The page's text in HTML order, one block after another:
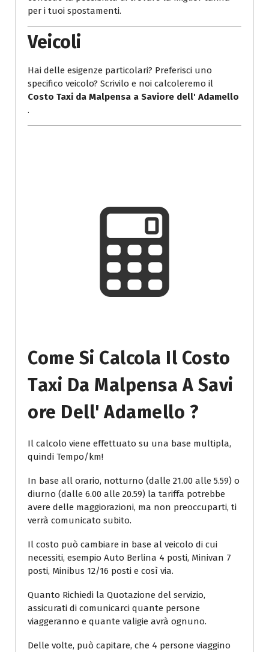
per i tuoi spostamenti.
Veicoli
Hai delle esigenze particolari? Preferisci uno
specifico veicolo? Scrivilo e noi calcoleremo il
Costo Taxi da Malpensa a Saviore dell' Adamello
.
Come Si Calcola Il Costo
Taxi Da Malpensa A Savi
Ore Dell' Adamello ?
Il calcolo viene effettuato su una base multipla,
quindi Tempo/km!
In base all orario, notturno (dalle 21.00 alle 5.59) o
diurno (dalle 6.00 alle 20.59) la tariffa potrebbe
avere delle maggiorazioni, ma non preoccuparti, ti
verrà comunicato subito.
Il costo può cambiare in base al veicolo di cui
necessiti, esempio Auto Berlina 4 posti, Minivan 7
posti, Minibus 12/16 posti e così via.
Quanto Richiedi la Quotazione del servizio,
assicurati di comunicarci quante persone
viaggeranno e quante valigie avrà ognuno.
Delle volte, può capitare, che 4 persone viaggino